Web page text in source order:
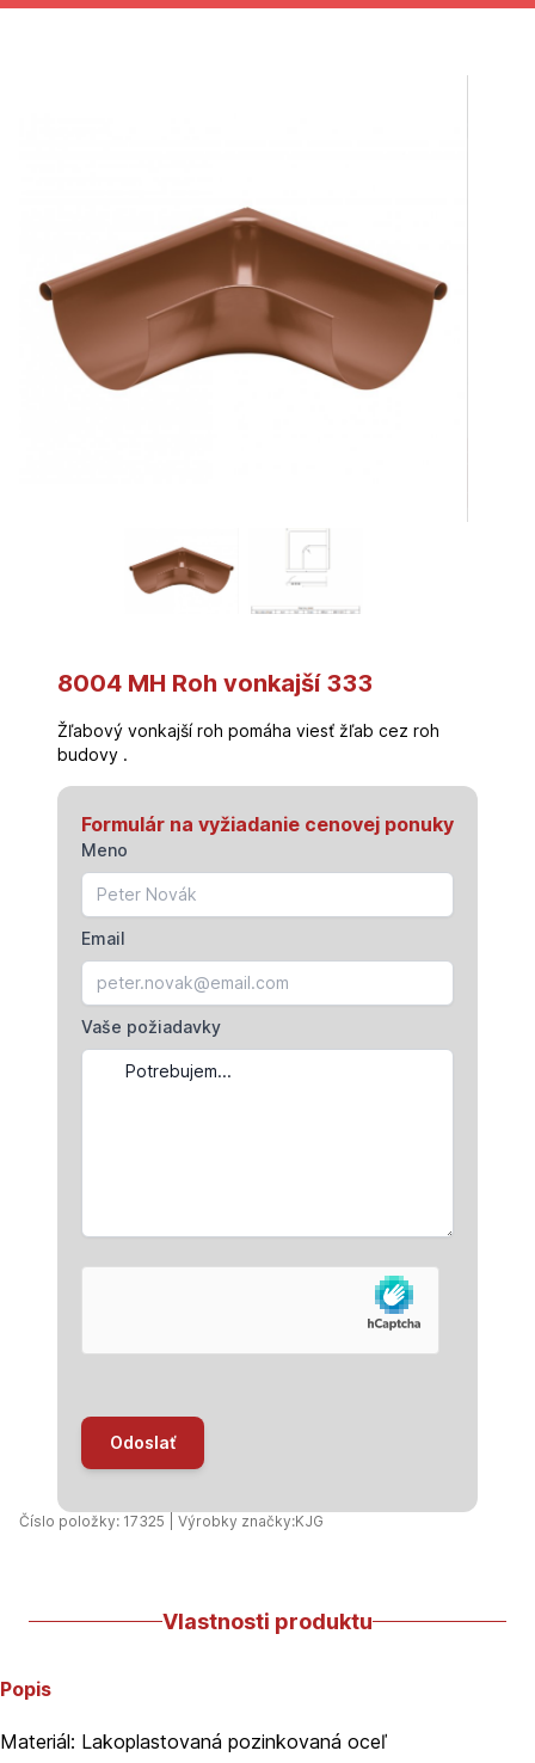
8004 MH Roh vonkajší 333
Žľabový vonkajší roh pomáha viesť žľab cez roh
budovy .
Formulár na vyžiadanie cenovej ponuky
Meno
Email
Vaše požiadavky
Odoslať
Číslo položky: 17325 | Výrobky značky:KJG
Vlastnosti produktu
Popis
Materiál: Lakoplastovaná pozinkovaná oceľ